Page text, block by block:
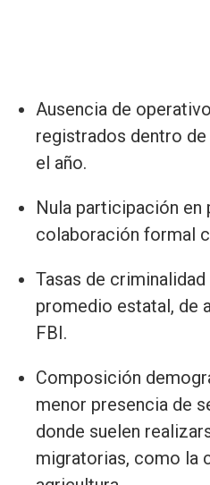
Ausencia de
registrados dentro
el año.
Nula participación en
colaboración formal
Tasas de
promedio estatal, de
FBI.
Composición
menor presencia de
donde suelen
migratorias, como la